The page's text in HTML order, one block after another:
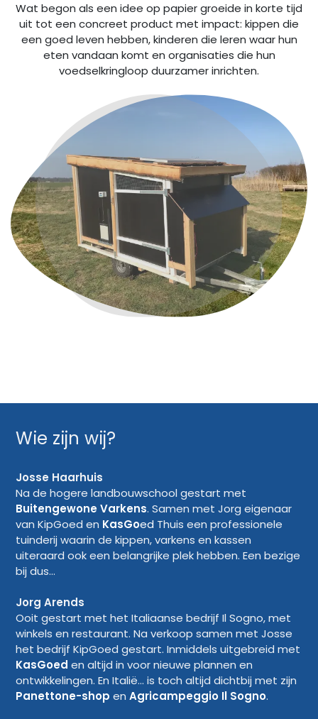
Wat begon als een idee op papier groeide in korte tijd
uit tot een concreet product met impact: kippen die
een goed leven hebben, kinderen die leren waar hun
eten vandaan komt en organisaties die hun
voedselkringloop duurzamer inrichten.
Wie zijn wij?
Josse Haarhuis
Na de hogere landbouwschool gestart met
Buitengewone Varkens. Samen met Jorg eigenaar
van KipGoed en KasGoed Thuis een professionele
tuinderij waarin de kippen, varkens en kassen
uiteraard ook een belangrijke plek hebben. Een bezige
bij dus...
Jorg Arends
Ooit gestart met het Italiaanse bedrijf Il Sogno, met
winkels en restaurant. Na verkoop samen met Josse
het bedrijf KipGoed gestart. Inmiddels uitgebreid met
KasGoed en altijd in voor nieuwe plannen en
ontwikkelingen. En Italië... is toch altijd dichtbij met zijn
Panettone-shop enAgricampeggio Il Sogno.